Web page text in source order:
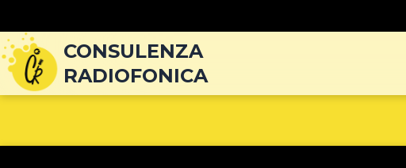
CONSULENZA
RADIOFONICA
articoli